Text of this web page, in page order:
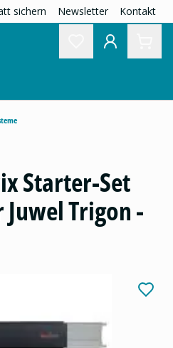
sichern Newsletter Kontakt
Starter-Set
Trigon -